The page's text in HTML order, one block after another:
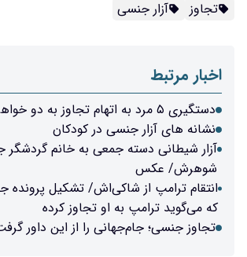
تجاوز آزار جنسی
اخبار مرتبط
دستگیری ۵ مرد به اتهام تجاوز به دو خواهر نوجوان
نشانه های آزار جنسی در کودکان
آزار شیطانی دسته جمعی به خانم
شوهرش/ عکس
انتقام ترامپ از شاکی‌اش/ تشکیل پرونده
که می‌گوید ترامپ به او تجاوز کرده
تجاوز جنسی؛ جام‌جهانی را از این داور